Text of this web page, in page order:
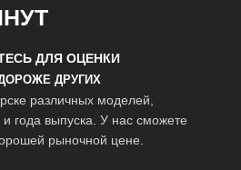
ДЛЯ ОЦЕНКИ
ДРУГИХ
различных моделей,
года выпуска. У нас сможете
рыночной цене.